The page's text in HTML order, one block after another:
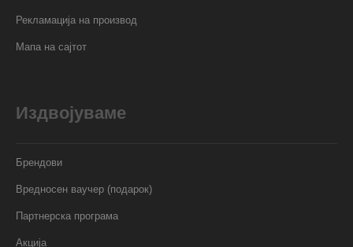
Рекламација на производ
Мапа на сајтот
Издвојуваме
Брендови
Вредносен ваучер (подарок)
Партнерска програма
Акција